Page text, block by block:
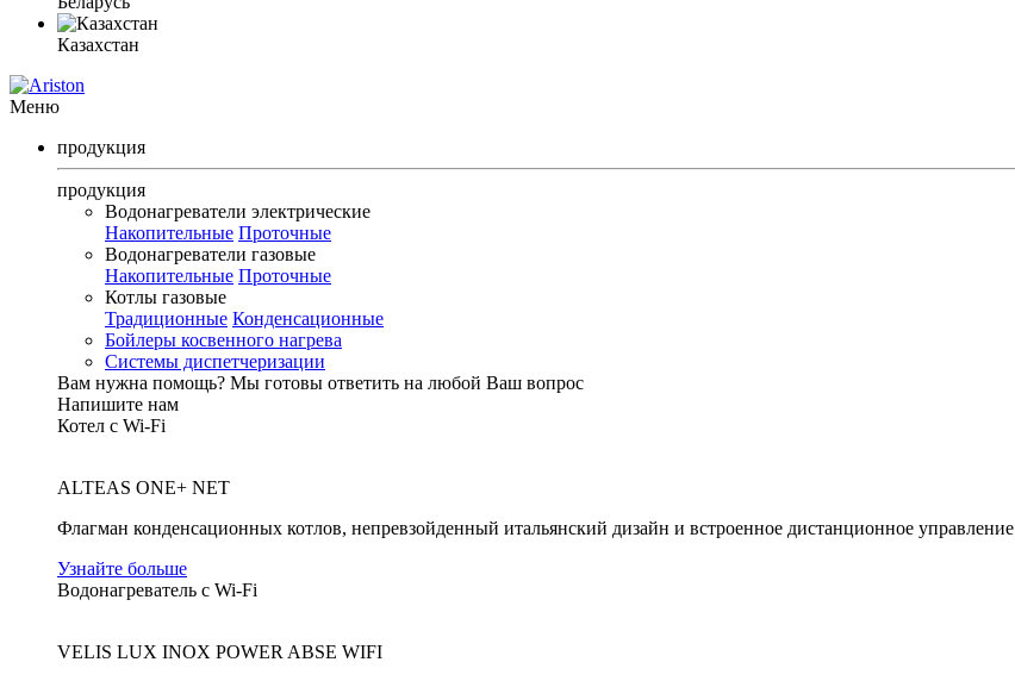
Казахстан
Меню
продукция
продукция
Водонагреватели электрические
Накопительные Проточные
Водонагреватели газовые
Накопительные Проточные
Котлы газовые
Традиционные Конденсационные
Бойлеры косвенного нагрева
Системы диспетчеризации
Вам нужна помощь? Мы готовы ответить на любой Ваш вопрос
Напишите нам
Котел с Wi-Fi
ALTEAS ONE+ NET
Флагман конденсационных котлов, непревзойденный итальянский дизайн и встроенное дистанционное управление
Узнайте больше
Водонагреватель с Wi-Fi
VELIS LUX INOX POWER ABSE WIFI